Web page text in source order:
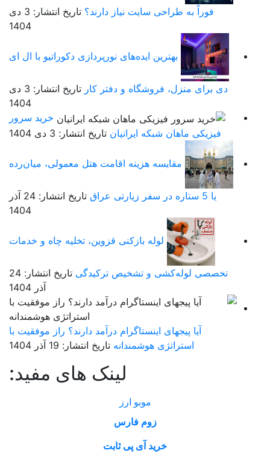
فوراً به طراحی سایت نیاز دارند؟
تاریخ انتشار: 3 دی
1404
بهترین ایده‌های نورپردازی دکوراتیو با ال ای
دی برای منزل، فروشگاه و دفتر کار
تاریخ انتشار: 3 دی
1404
خرید سرور
فیزیکی ماهان شبکه ایرانیان تاریخ انتشار: 3 دی 1404
مقایسه هزینه اقامت هتل معمولی، میان‌رده
تاریخ انتشار: 24 آذر
1404
لوله بازکنی قزوین، تخلیه چاه و خدمات
تخصصی لوله‌کشی و تشخیص ترکیدگی
تاریخ انتشار: 24
آیا پیجهای اینستاگرام درآمد دارند؟ راز موفقیت با
استراتژی هوشمندانه تاریخ انتشار: 19 آذر 1404
لینک های مفید:
موبو ارز
زوم فارس
خرید آی پی ثابت